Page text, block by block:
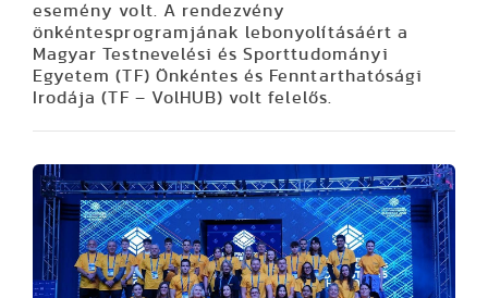
esemény volt. A rendezvény
önkéntesprogramjának lebonyolításáért a
Magyar Testnevelési és Sporttudományi
Egyetem (TF) Önkéntes és Fenntarthatósági
Irodája (TF – VolHUB) volt felelős.